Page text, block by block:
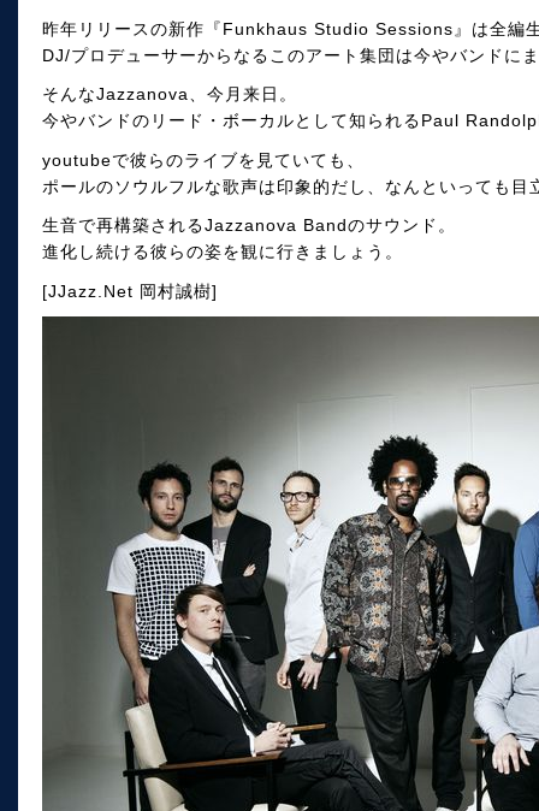
昨年リリースの新作『Funkhaus Studio Sessions』は全編
DJ/プロデューサーからなるこのアート集団は今やバンドに
そんなJazzanova、今月来日。
今やバンドのリード・ボーカルとして知られるPaul
youtubeで彼らのライブを見ていても、
ポールのソウルフルな歌声は印象的だし、なんといっても目
生音で再構築されるJazzanova Bandのサウンド。
進化し続ける彼らの姿を観に行きましょう。
[JJazz.Net 岡村誠樹]